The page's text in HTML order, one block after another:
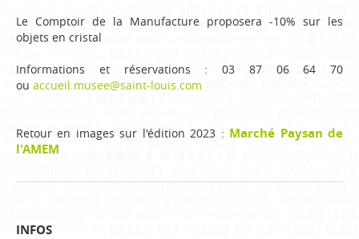
Le Comptoir de la Manufacture proposera -10% sur les
objets en cristal
Informations et réservations : 03 87 06 64 70
ou accueil.musee@saint-louis.com
Retour en images sur l'édition 2023 : Marché Paysan de
l'AMEM
INFOS